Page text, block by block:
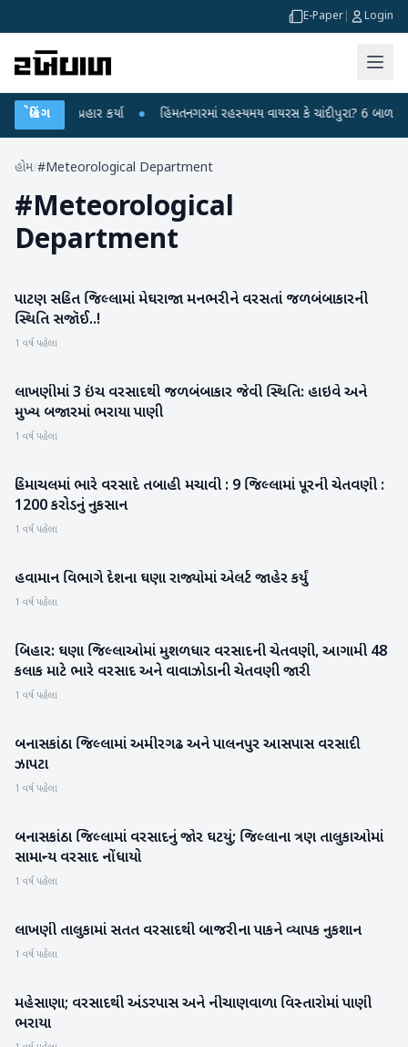
E-Paper Login
બ્રેકિંગ
પર પ્રહાર કર્યા ● હિંમતનગરમાં રહસ્યમય વાયરસ કે ચાંદીપુરા? 6 બાળકોના
હોમ/#Meteorological Department
#Meteorological
Department
પાટણ
પાટણ સહિત જિલ્લામાં મેઘરાજા મનભરીને વરસતાં જળબંબાકારની
સ્થિતિ સજૉઈ..!
1 વર્ષ પહેલા
બનાસકાંઠા
લાખણીમાં 3 ઇંચ વરસાદથી જળબંબાકાર જેવી સ્થિતિ: હાઇવે અને
મુખ્ય બજારમાં ભરાયા પાણી
1 વર્ષ પહેલા
રાષ્ટ્રીય
હિમાચલમાં ભારે વરસાદે તબાહી મચાવી : 9 જિલ્લામાં પૂરની ચેતવણી :
1200 કરોડનું નુકસાન
1 વર્ષ પહેલા
રાષ્ટ્રીય
હવામાન વિભાગે દેશના ઘણા રાજ્યોમાં એલર્ટ જાહેર કર્યું
1 વર્ષ પહેલા
રાષ્ટ્રીય
બિહાર: ઘણા જિલ્લાઓમાં મુશળધાર વરસાદની ચેતવણી, આગામી 48
કલાક માટે ભારે વરસાદ અને વાવાઝોડાની ચેતવણી જારી
1 વર્ષ પહેલા
બનાસકાંઠા
બનાસકાંઠા જિલ્લામાં અમીરગઢ અને પાલનપુર આસપાસ વરસાદી
ઝાપટા
1 વર્ષ પહેલા
બનાસકાંઠા
બનાસકાંઠા જિલ્લામાં વરસાદનું જોર ઘટયું; જિલ્લાના ત્રણ તાલુકાઓમાં
સામાન્ય વરસાદ નોંધાયો
1 વર્ષ પહેલા
બનાસકાંઠા
લાખણી તાલુકામાં સતત વરસાદથી બાજરીના પાકને વ્યાપક નુકશાન
1 વર્ષ પહેલા
મહેસાણા
મહેસાણા; વરસાદથી અંડરપાસ અને નીચાણવાળા વિસ્તારોમાં પાણી
ભરાયા